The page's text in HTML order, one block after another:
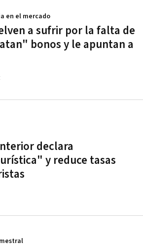
a sufrir por la falta de
bonos y le apuntan a
en el mercado
declara
y reduce tasas